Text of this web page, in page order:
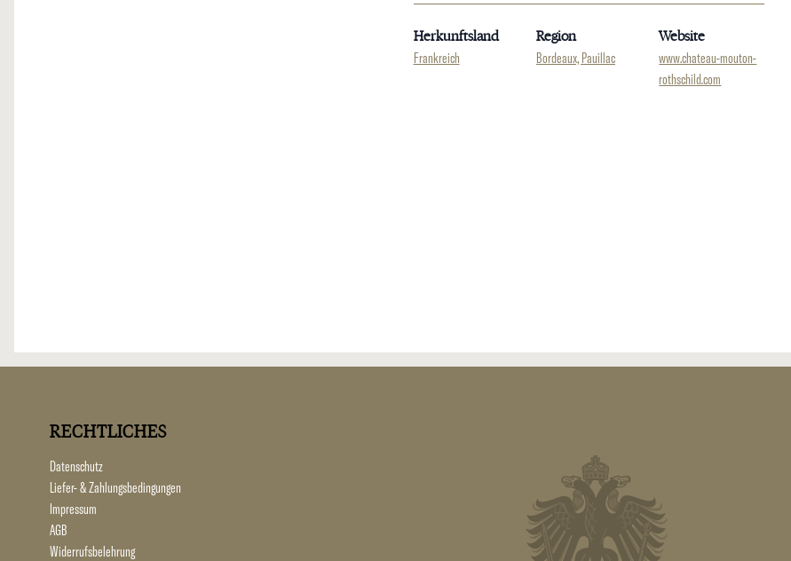
Herkunftsland
Frankreich
Region
Bordeaux, Pauillac
Website
www.chateau-mouton-
rothschild.com
RECHTLICHES
Datenschutz
Liefer- & Zahlungsbedingungen
Impressum
AGB
Widerrufsbelehrung